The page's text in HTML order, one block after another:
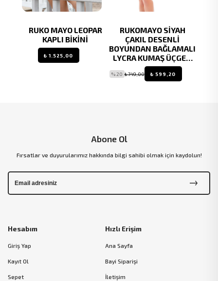
RUKO MAYO LEOPAR
KAPLI BİKİNİ
₺ 1.525,00
RUKOMAYO SİYAH
ÇAKIL DESENLİ
BOYUNDAN BAĞLAMALI
LYCRA KUMAŞ ÜÇGEN
BİKİNİ
% 20 ₺ 749,00 ₺ 599,20
Hesabım
Giriş Yap
Kayıt Ol
Sepet
Hızlı Erişim
Ana Sayfa
Bayi Siparişi
İletişim
Abone Ol
Fırsatlar ve duyurularımız hakkında bilgi sahibi olmak için kaydolun!